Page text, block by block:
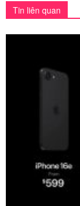
Tin liên quan